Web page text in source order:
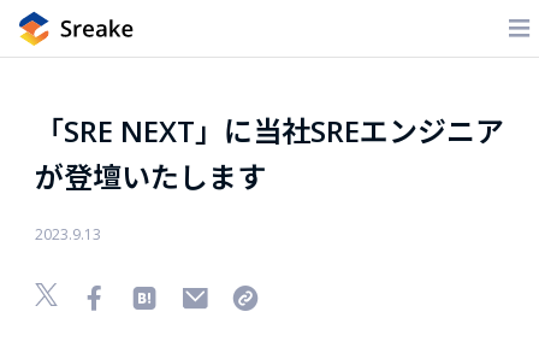
「SRE NEXT」に当社SREエンジニア
が登壇いたします
2023.9.13